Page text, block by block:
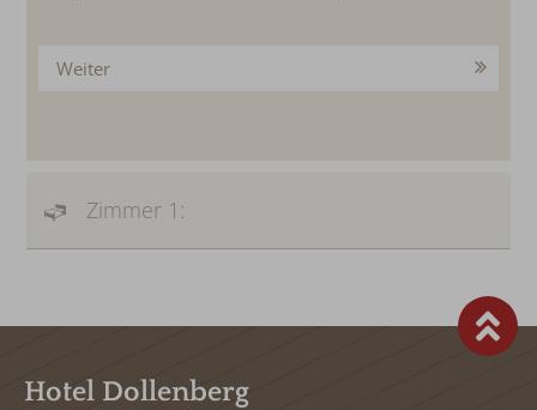
Weiter
Zimmer 1:
Hotel Dollenberg